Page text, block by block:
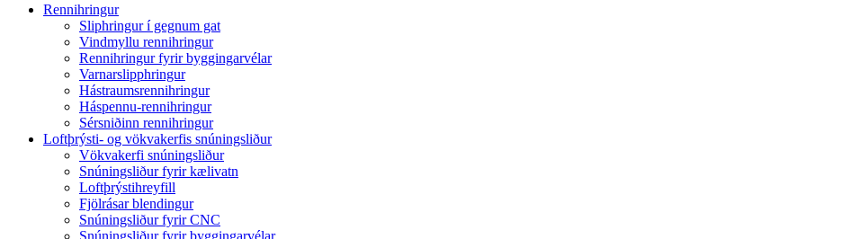
Rennihringur
Sliphringur í gegnum gat
Vindmyllu rennihringur
Rennihringur fyrir byggingarvélar
Varnarslipphringur
Hástraumsrennihringur
Háspennu-rennihringur
Sérsniðinn rennihringur
Loftþrýsti- og vökvakerfis snúningsliður
Vökvakerfi snúningsliður
Snúningsliður fyrir kælivatn
Loftþrýstihreyfill
Fjölrásar blendingur
Snúningsliður fyrir CNC
Snúningsliður fyrir byggingarvélar